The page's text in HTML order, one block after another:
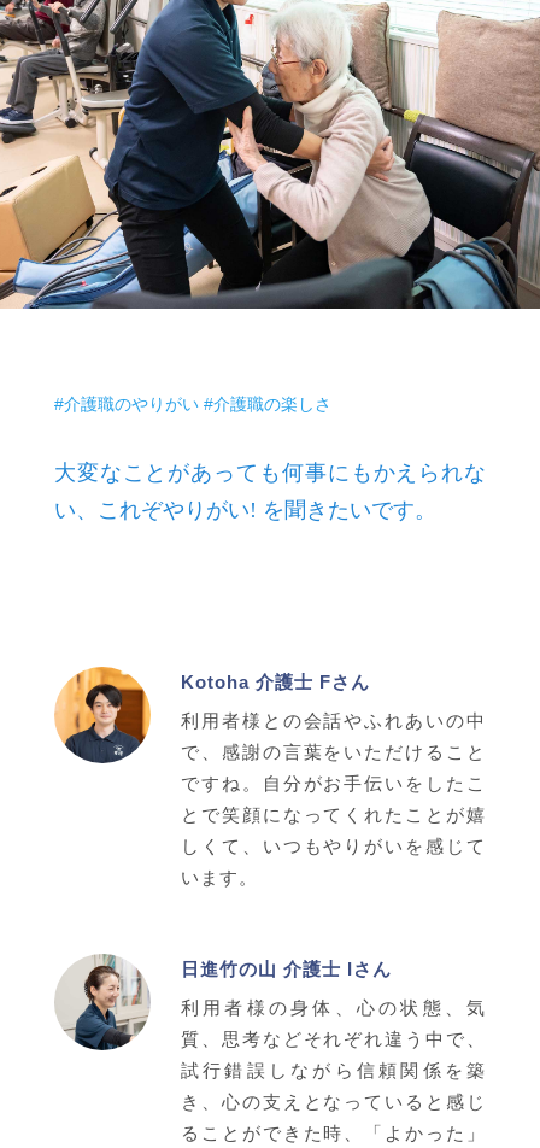
#介護職のやりがい #介護職の楽しさ
大変なことがあっても何事にもかえられな
い、これぞやりがい! を聞きたいです。
Kotoha 介護士 Fさん
利用者様との会話やふれあいの中
で、感謝の言葉をいただけること
ですね。自分がお手伝いをしたこ
とで笑顔になってくれたことが嬉
しくて、いつもやりがいを感じて
います。
日進竹の山 介護士 Iさん
利用者様の身体、心の状態、気
質、思考などそれぞれ違う中で、
試行錯誤しながら信頼関係を築
き、心の支えとなっていると感じ
ることができた時、「よかった」